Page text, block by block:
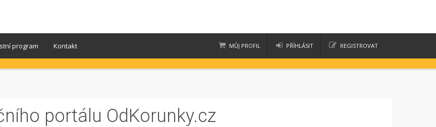
program Kontakt MŮJ PROFIL
moje nákupy moje aukce
PŘÍHLÁSIT REGISTROVAT
portálu OdKorunky.cz